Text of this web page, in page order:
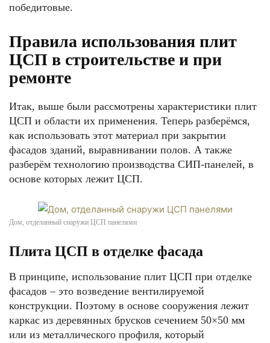
победитовые.
Правила использования плит
ЦСП в строительстве и при
ремонте
Итак, выше были рассмотрены характеристики плит
ЦСП и области их применения. Теперь разберёмся,
как использовать этот материал при закрытии
фасадов зданий, выравнивании полов. А также
разберём технологию производства СИП-панелей, в
основе которых лежит ЦСП.
Дом, отделанный снаружи ЦСП панелями
Плита ЦСП в отделке фасада
В принципе, использование плит ЦСП при отделке
фасадов – это возведение вентилируемой
конструкции. Поэтому в основе сооружения лежит
каркас из деревянных брусков сечением 50×50 мм
или из металлического профиля, который